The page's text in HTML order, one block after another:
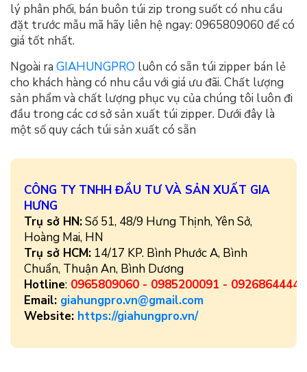
lý phân phối, bán buôn túi zip trong suốt có nhu cầu
đặt trước mẫu mã hãy liên hệ ngay: 0965809060 để có
giá tốt nhất.
Ngoài ra GIAHUNGPRO luôn có sẵn túi zipper bán lẻ
cho khách hàng có nhu cầu với giá ưu đãi. Chất lượng
sản phẩm và chất lượng phục vụ của chúng tôi luôn đi
đầu trong các cơ sở sản xuất túi zipper. Dưới đây là
một số quy cách túi sản xuất có sẵn
CÔNG TY TNHH ĐẦU TƯ VÀ SẢN XUẤT GIA
HƯNG
Trụ sở HN:Số 51, 48/9 Hưng Thịnh, Yên Sở,
Hoàng Mai, HN
Trụ sở HCM: 14/17 KP. Bình Phước A, Bình
Chuẩn, Thuận An, Bình Dương
Hotline: 0965809060 - 0985200091 - 0926864444
Email: giahungpro.vn@gmail.com
Website: https://giahungpro.vn/